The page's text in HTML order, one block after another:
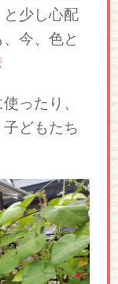
少し心配
今、色と
ったり、
どもたち